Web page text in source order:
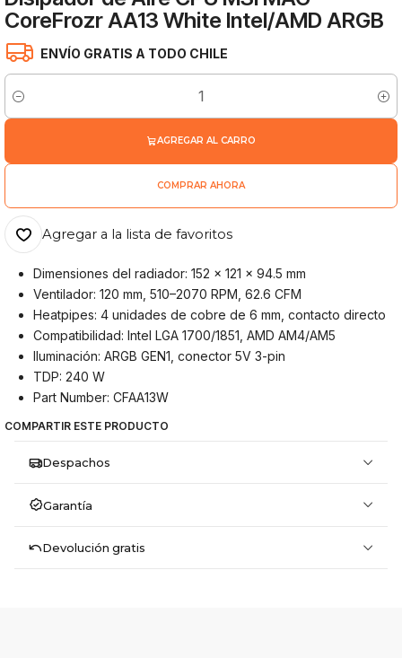
CoreFrozr AA13 White Intel/AMD ARGB
ENVÍO GRATIS A TODO CHILE
Cantidad
AGREGAR AL CARRO
COMPRAR AHORA
Agregar a la lista de favoritos
Dimensiones del radiador: 152 x 121 x 94.5 mm
Ventilador: 120 mm, 510–2070 RPM, 62.6 CFM
Heatpipes: 4 unidades de cobre de 6 mm, contacto directo
Compatibilidad: Intel LGA 1700/1851, AMD AM4/AM5
Iluminación: ARGB GEN1, conector 5V 3-pin
TDP: 240 W
Part Number: CFAA13W
COMPARTIR ESTE PRODUCTO
Despachos
Garantía
Devolución gratis